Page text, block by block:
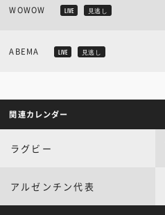
WOWOW LIVE 見逃し
ABEMA LIVE 見逃し
関連カレンダー
ラグビー
アルゼンチン代表